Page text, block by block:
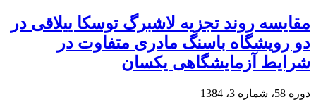
مقایسه روند تجزیه لاشبرگ توسکا ییلاقی در
دو رویشگاه باسنگ مادری متفاوت در
شرایط آزمایشگاهی یکسان
دوره 58، شماره 3، 1384